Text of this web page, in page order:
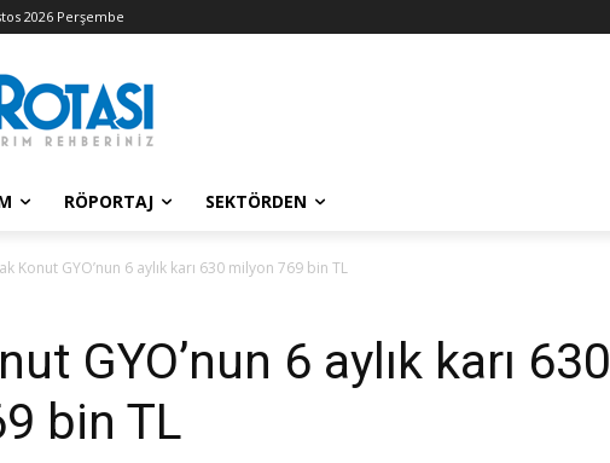
2026 Perşembe
RÖPORTAJ SEKTÖRDEN
Konut GYO’nun 6 aylık karı 630 milyon 769 bin TL
GYO’nun 6 aylık karı 630
bin TL